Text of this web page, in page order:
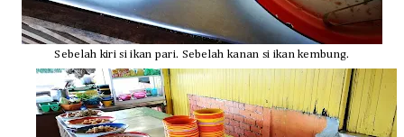
Sebelah kirisi ikan pari. Sebelah kanan si ikan kembung.